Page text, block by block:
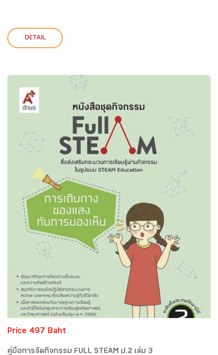
DETAIL
Price 497 Baht
คู่มือการจัดกิจกรรม FULL STEAM ป.2 เล่ม 3